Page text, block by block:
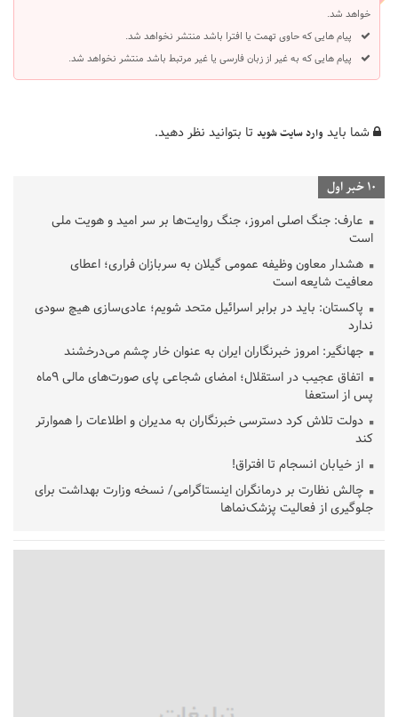
خواهد شد.
پیام هایی که حاوی تهمت یا افترا باشد منتشر نخواهد شد.
پیام هایی که به غیر از زبان فارسی یا غیر مرتبط باشد منتشر نخواهد شد.
شما باید وارد سایت شوید تا بتوانید نظر دهید.
10 خبر اول
عارف: جنگ اصلی امروز، جنگ روایت‌ها بر سر امید و هویت ملی
است
هشدار معاون وظیفه عمومی گیلان به سربازان فراری؛ اعطای
معافیت شایعه است
پاکستان: باید در برابر اسرائیل متحد شویم؛ عادی‌سازی هیچ سودی
ندارد
جهانگیر: امروز خبرنگاران ایران به عنوان خار چشم می‌درخشند
اتفاق عجیب در استقلال؛ امضای شجاعی پای صورت‌های مالی ٩ماه
پس از استعفا
دولت تلاش کرد دسترسی خبرنگاران به مدیران و اطلاعات را هموارتر
کند
از خیابان انسجام تا افتراق!
چالش نظارت بر درمانگران اینستاگرامی/ نسخه وزارت بهداشت برای
جلوگیری از فعالیت پزشک‌نماها